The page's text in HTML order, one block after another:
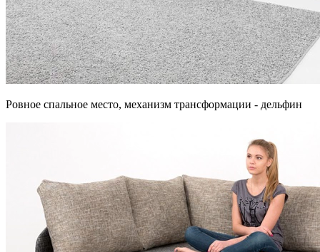
Ровное спальное место, механизм трансформации - дельфин